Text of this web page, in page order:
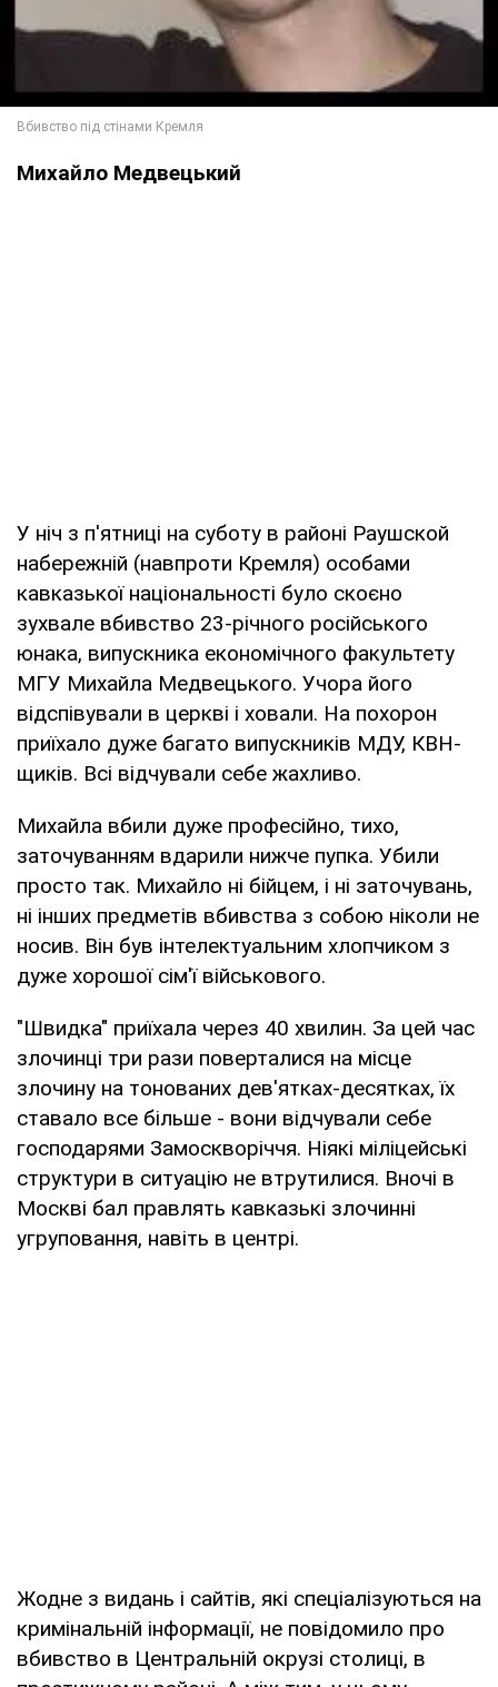
Михайло Медвецький
У ніч з п'ятниці на суботу в районі Раушской
набережній (навпроти Кремля) особами
кавказької національності було скоєно
зухвале вбивство 23-річного російського
юнака, випускника економічного факультету
МГУ Михайла Медвецького. Учора його
відспівували в церкві і ховали. На похорон
приїхало дуже багато випускників МДУ, КВН-
щиків. Всі відчували себе жахливо.
Михайла вбили дуже професійно, тихо,
заточуванням вдарили нижче пупка. Убили
просто так. Михайло ні бійцем, і ні заточувань,
ні інших предметів вбивства з собою ніколи не
носив. Він був інтелектуальним хлопчиком з
дуже хорошої сім'ї військового.
"Швидка" приїхала через 40 хвилин. За цей час
злочинці три рази поверталися на місце
злочину на тонованих дев'ятках-десятках, їх
ставало все більше - вони відчували себе
господарями Замоскворіччя. Ніякі міліцейські
структури в ситуацію не втрутилися. Вночі в
Москві бал правлять кавказькі злочинні
угруповання, навіть в центрі.
Жодне з видань і сайтів, які спеціалізуються на
кримінальній інформації, не повідомило про
вбивство в Центральній окрузі столиці, в